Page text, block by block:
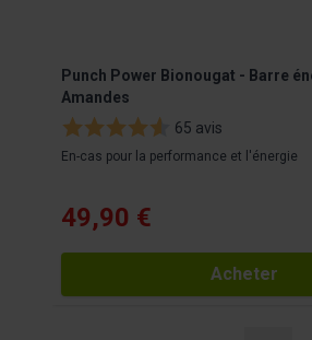
Punch Power Bionougat - Barre
Amandes
65 avis
En-cas pour la performance et l'énergie
49,90 €
Acheter